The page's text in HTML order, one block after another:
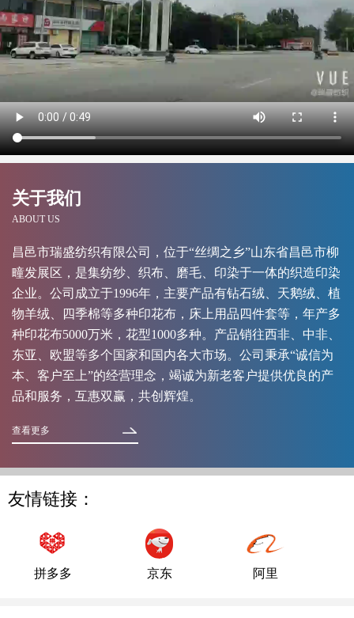
关于我们
ABOUT US
昌邑市瑞盛纺织有限公司，位于“丝绸之乡”山东省昌邑市柳
疃发展区，是集纺纱、织布、磨毛、印染于一体的织造印染
企业。公司成立于1996年，主要产品有钻石绒、天鹅绒、植
物羊绒、四季棉等多种印花布，床上用品四件套等，年产多
种印花布5000万米，花型1000多种。产品销往西非、中非、
东亚、欧盟等多个国家和国内各大市场。公司秉承“诚信为
本、客户至上”的经营理念，竭诚为新老客户提供优良的产
品和服务，互惠双赢，共创辉煌。
查看更多
友情链接：
拼多多 京东 阿里